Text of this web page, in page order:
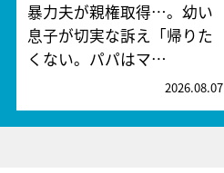
暴力夫が親権取得…。幼い
息子が切実な訴え「帰りた
くない。パパはマ…
2026.08.07